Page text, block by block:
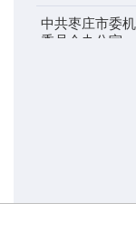
中共枣庄市委
委员会办公室